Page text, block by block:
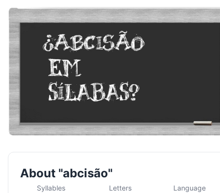
About "abcisão"
Syllables Letters Language